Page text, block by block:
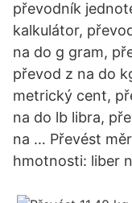
převodník
kalkulátor,
na do g gram,
převod z na do
metrický cent,
na do lb libra,
na … Převést
hmotnosti: liber